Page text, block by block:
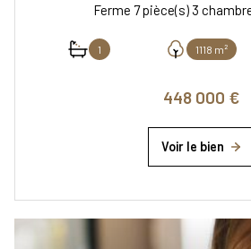
1 1118 m²
448 000 €
Voir le bien